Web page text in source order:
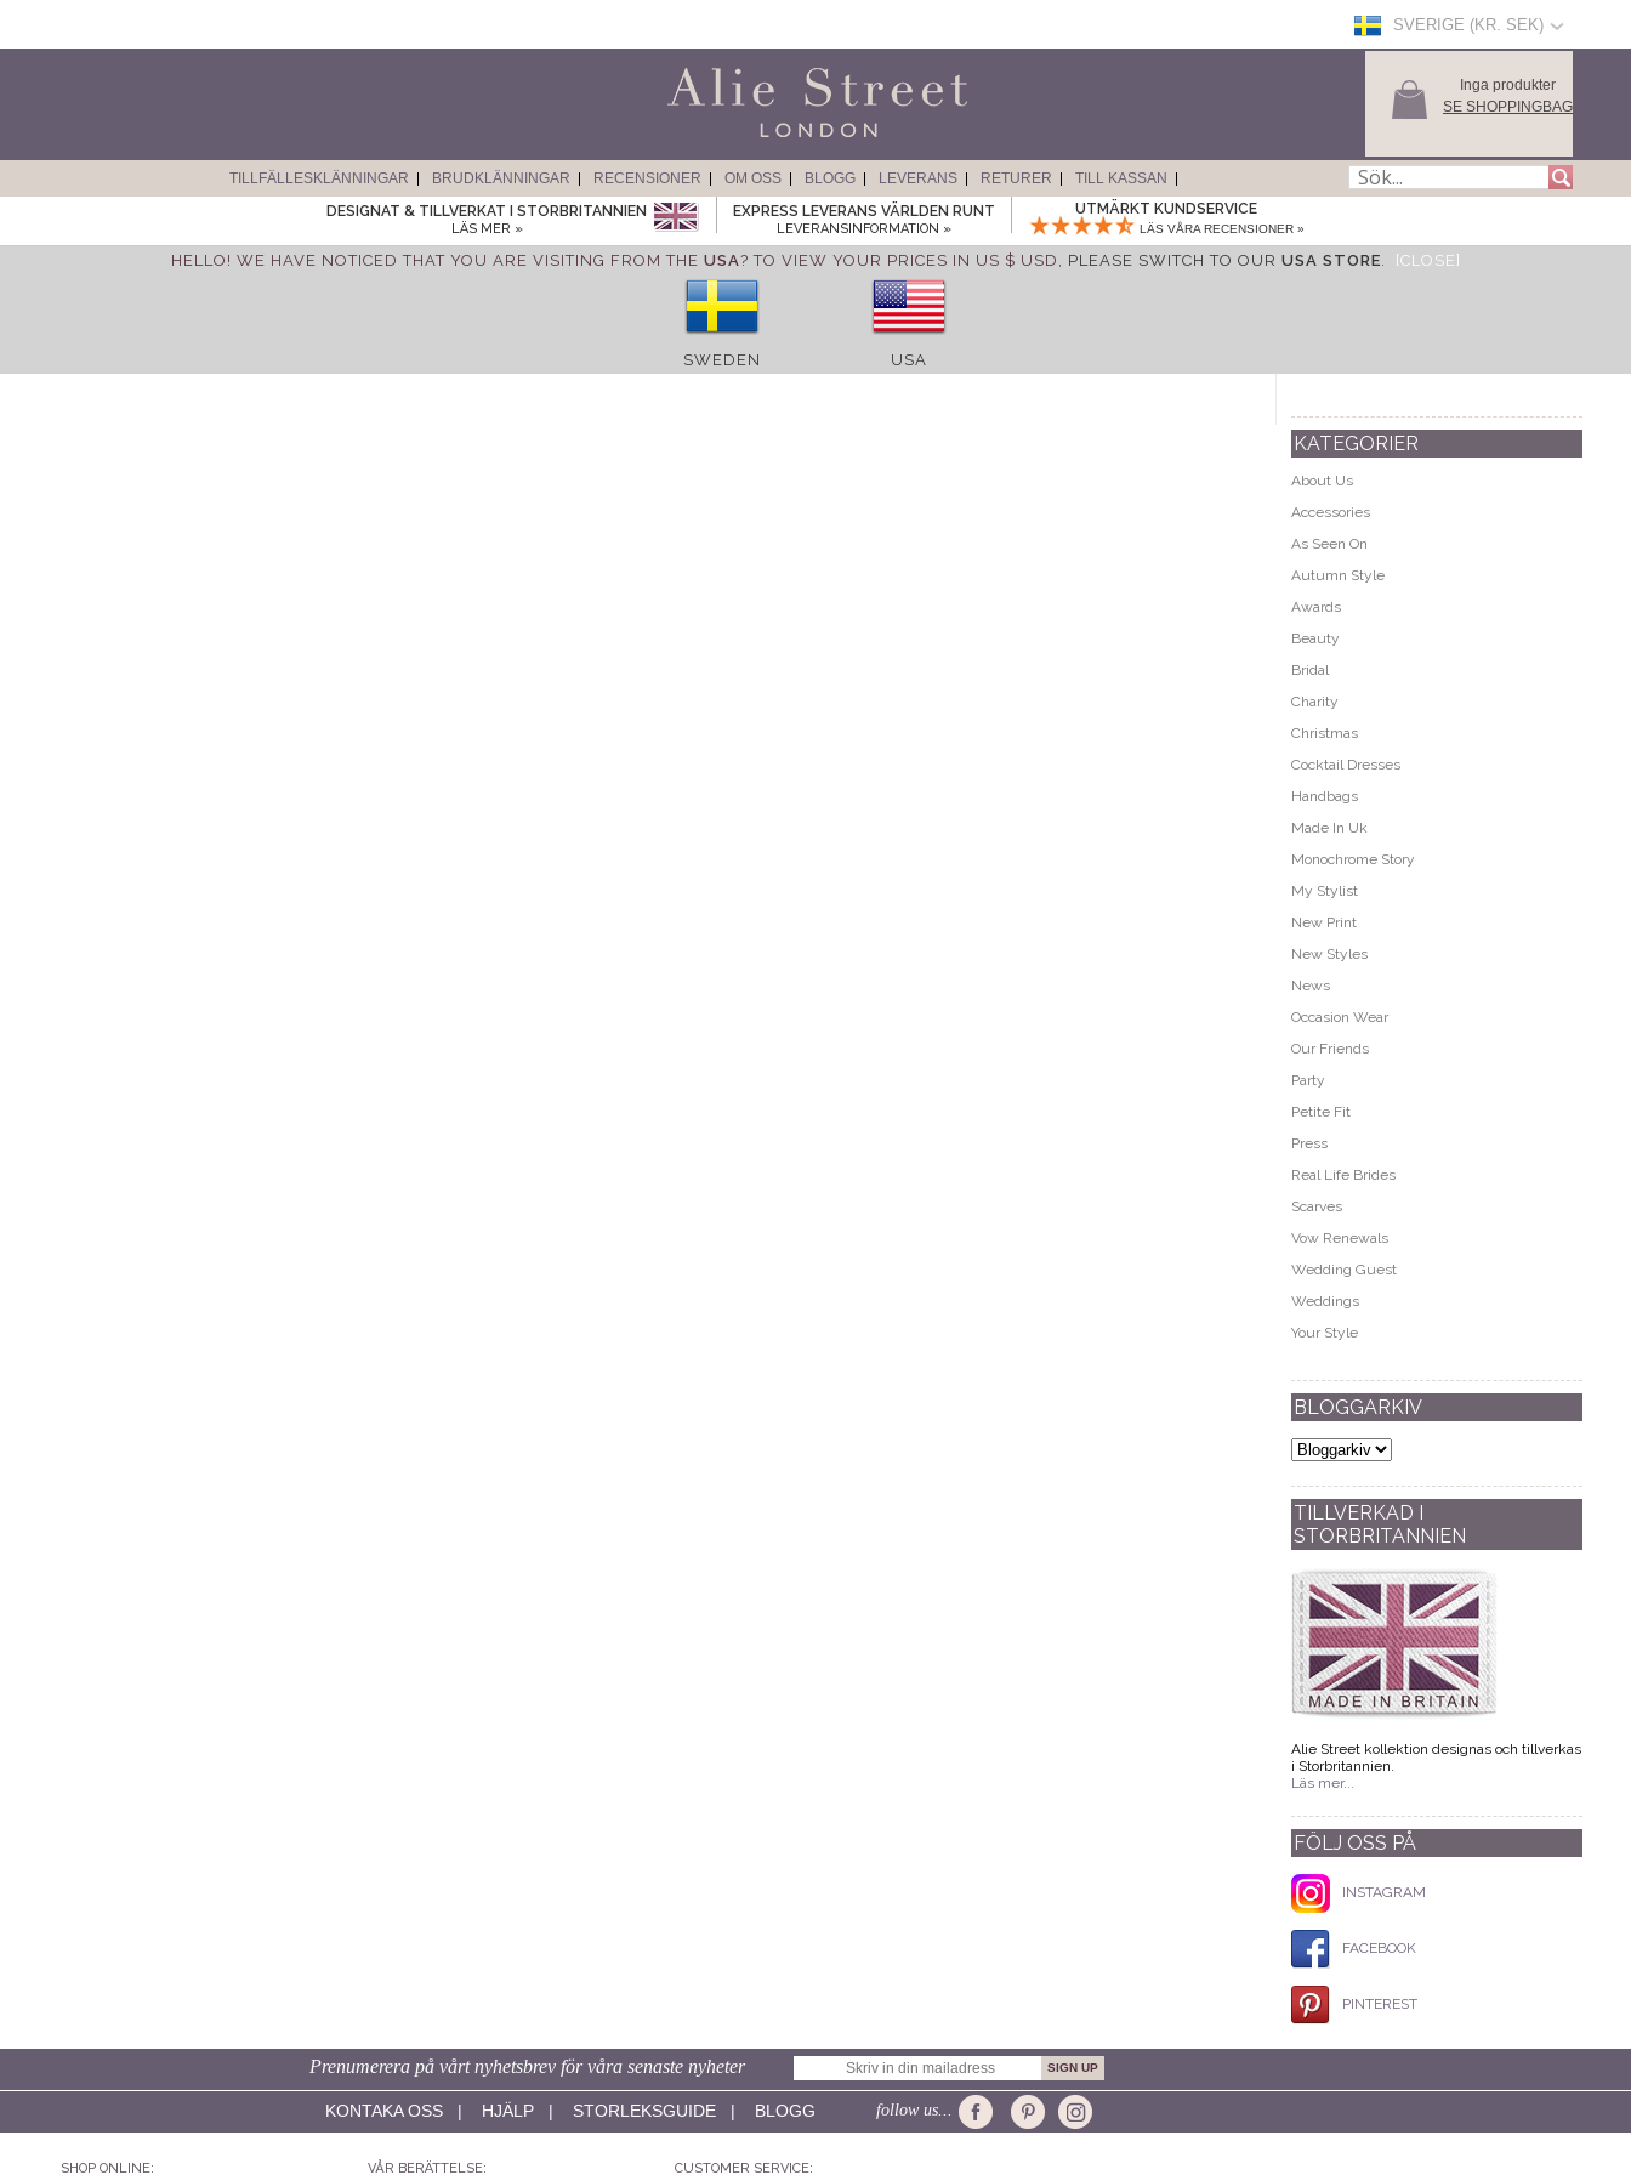
SVERIGE (KR. SEK)
Inga produkter
SE SHOPPINGBAG
TILLFÄLLESKLÄNNINGAR BRUDKLÄNNINGAR RECENSIONER OM OSS BLOGG LEVERANS RETURER
TILL KASSAN
DESIGNAT & TILLVERKAT I STORBRITANNIEN
LÄS MER »
EXPRESS LEVERANS VÄRLDEN RUNT
LEVERANSINFORMATION »
UTMÄRKT KUNDSERVICE
LÄS VÅRA RECENSIONER »
HELLO! WE HAVE NOTICED THAT YOU ARE VISITING FROM THE USA? TO VIEW YOUR PRICES IN US $ USD, PLEASE SWITCH TO OUR USA STORE. [CLOSE]
SWEDEN USA
KATEGORIER
About Us
Accessories
As Seen On
Autumn Style
Awards
Beauty
Bridal
Charity
Christmas
Cocktail Dresses
Handbags
Made In Uk
Monochrome Story
My Stylist
New Print
New Styles
News
Occasion Wear
Our Friends
Party
Petite Fit
Press
Real Life Brides
Scarves
Vow Renewals
Wedding Guest
Weddings
Your Style
BLOGGARKIV
TILLVERKAD I
STORBRITANNIEN
Alie Street kollektion designas och tillverkas
i Storbritannien.
Läs mer...
FÖLJ OSS PÅ
INSTAGRAM
FACEBOOK
PINTEREST
Prenumerera på vårt nyhetsbrev för våra senaste nyheter
KONTAKA OSS| HJÄLP| STORLEKSGUIDE| BLOGG follow us...
SHOP ONLINE: VÅR BERÄTTELSE: CUSTOMER SERVICE: